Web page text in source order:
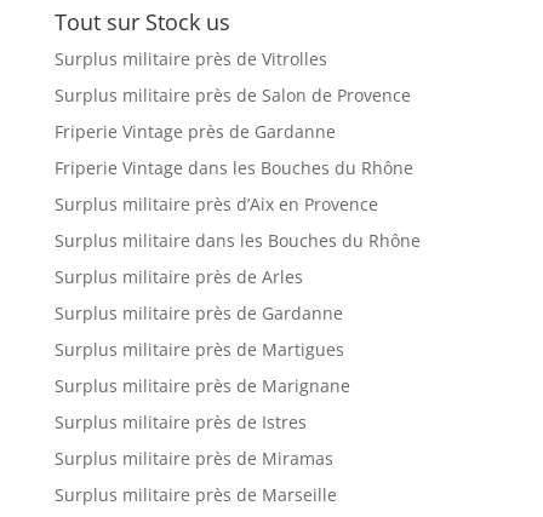
Tout sur Stock us
Surplus militaire près de Vitrolles
Surplus militaire près de Salon de Provence
Friperie Vintage près de Gardanne
Friperie Vintage dans les Bouches du Rhône
Surplus militaire près d’Aix en Provence
Surplus militaire dans les Bouches du Rhône
Surplus militaire près de Arles
Surplus militaire près de Gardanne
Surplus militaire près de Martigues
Surplus militaire près de Marignane
Surplus militaire près de Istres
Surplus militaire près de Miramas
Surplus militaire près de Marseille